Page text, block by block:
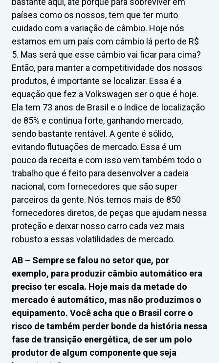
países como os nossos, tem que ter muito
cuidado com a variação de câmbio. Hoje nós
estamos em um país com câmbio lá perto de R$
5. Mas será que esse câmbio vai ficar para cima?
Então, para manter a competitividade dos nossos
produtos, é importante se localizar. Essa é a
equação que fez a Volkswagen ser o que é hoje.
Ela tem 73 anos de Brasil e o índice de localização
de 85% e continua forte, ganhando mercado,
sendo bastante rentável. A gente é sólido,
evitando flutuações de mercado. Essa é um
pouco da receita e com isso vem também todo o
trabalho que é feito para desenvolver a cadeia
nacional, com fornecedores que são super
parceiros da gente. Nós temos mais de 850
fornecedores diretos, de peças que ajudam nessa
proteção e deixar nosso carro cada vez mais
robusto a essas volatilidades de mercado.
AB – Sempre se falou no setor que, por
exemplo, para produzir câmbio automático era
preciso ter escala. Hoje mais da metade do
mercado é automático, mas não produzimos o
equipamento. Você acha que o Brasil corre o
risco de também perder bonde da história nessa
fase de transição energética, de ser um polo
produtor de algum componente que seja